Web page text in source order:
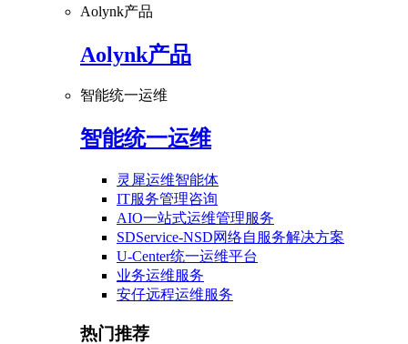
Aolynk产品
Aolynk产品
智能统一运维
智能统一运维
灵犀运维智能体
IT服务管理咨询
AIO一站式运维管理服务
SDService-NSD网络自服务解决方案
U-Center统一运维平台
业务运维服务
安仔远程运维服务
热门推荐